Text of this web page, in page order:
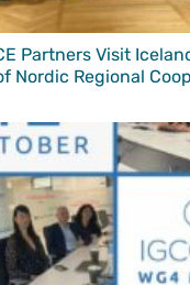
Partners Visit
Nordic Regional